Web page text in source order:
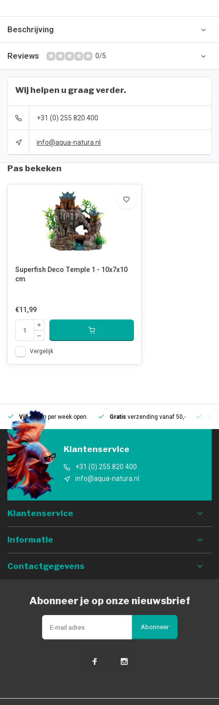
Beschrijving
Reviews 0/5
Wij helpen u graag verder.
+31 (0) 255 820 400
info@aqua-natura.nl
Pas bekeken
Superfish Deco Temple 1 - 10x7x10
cm
€11,99
Vergelijk
Vijfdagen per week open. Gratis verzending vanaf 50,-
Klantenservice
+31 (0) 255 820 400
info@aqua-natura.nl
Klantenservice
Informatie
Contactgegevens
Abonneer je op onze nieuwsbrief
Abonneer